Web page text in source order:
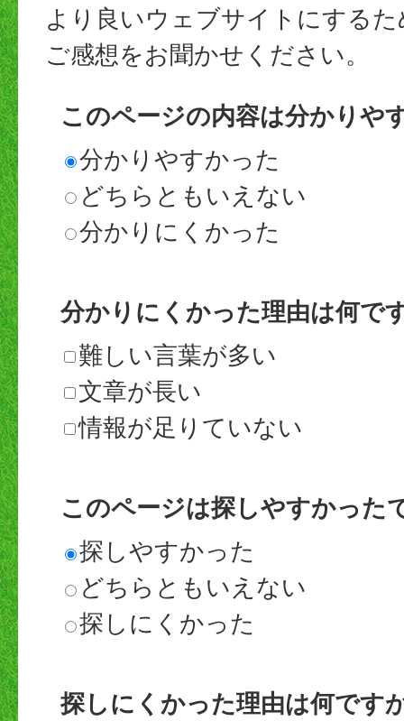
より良いウェブサイトにする
ご感想をお聞かせください。
このページの内容は分かりや
分かりやすかった
どちらともいえない
分かりにくかった
分かりにくかった理由は何で
難しい言葉が多い
文章が長い
情報が足りていない
このページは探しやすかった
探しやすかった
どちらともいえない
探しにくかった
探しにくかった理由は何です